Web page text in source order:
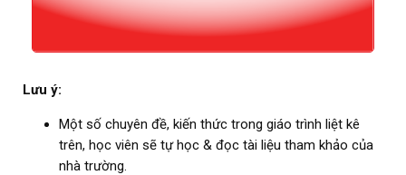
Lưu ý:
Một số chuyên đề, kiến thức trong giáo trình liệt kê
trên, học viên sẽ tự học & đọc tài liệu tham khảo của
nhà trường.